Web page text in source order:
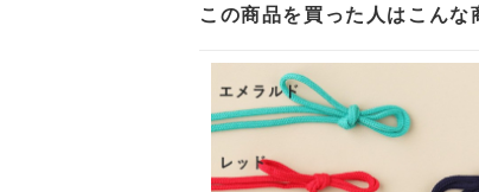
この商品を買った人はこんな